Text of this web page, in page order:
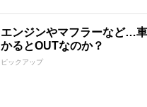
エンジンやマフラーなど…
かるとOUTなのか？
ピックアップ